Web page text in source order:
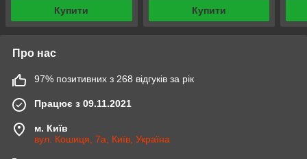
Купити Купити
Про нас
97% позитивних з 268 відгуків за рік
Працює з 09.11.2021
м. Київ
вул. Кошиця, 7а, Київ, Україна